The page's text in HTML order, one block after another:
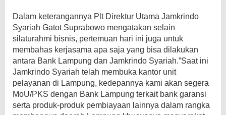
Dalam keterangannya Plt Direktur Utama Jamkrindo
Syariah Gatot Suprabowo mengatakan selain
silaturahmi bisnis, pertemuan hari ini juga untuk
membahas kerjasama apa saja yang bisa dilakukan
antara Bank Lampung dan Jamkrindo Syariah.”Saat ini
Jamkrindo Syariah telah membuka kantor unit
pelayanan di Lampung, kedepannya kami akan segera
MoU/PKS dengan Bank Lampung terkait bank garansi
serta produk-produk pembiayaan lainnya dalam rangka